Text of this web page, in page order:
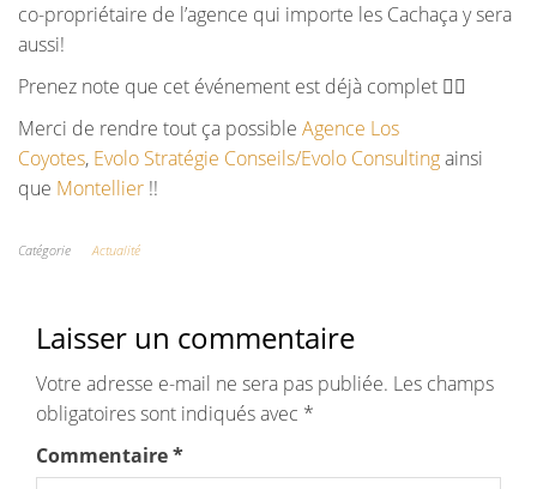
co-propriétaire de l’agence qui importe les Cachaça y sera
aussi!
Prenez note que cet événement est déjà complet 🤷‍♂️
Merci de rendre tout ça possible Agence Los
Coyotes, Evolo Stratégie Conseils/Evolo Consultingainsi
que Montellier !!
Catégorie Actualité
Laisser un commentaire
Votre adresse e-mail ne sera pas publiée. Les champs
obligatoires sont indiqués avec *
Commentaire*